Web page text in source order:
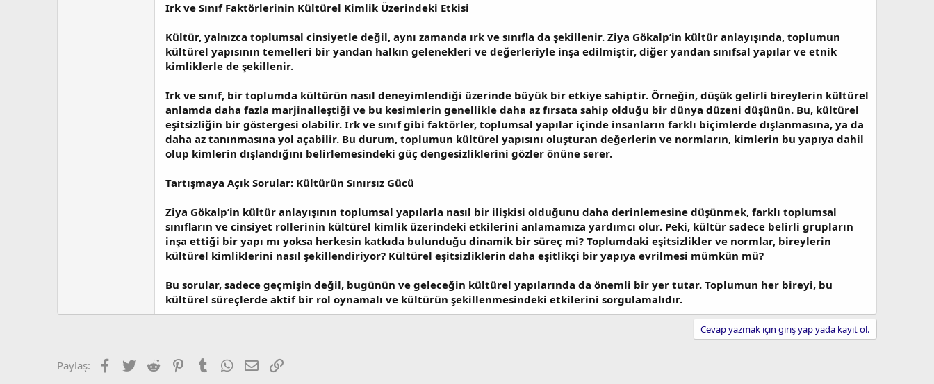
Irk ve Sınıf Faktörlerinin Kültürel Kimlik Üzerindeki Etkisi
Kültür, yalnızca toplumsal cinsiyetle değil, aynı zamanda ırk ve sınıfla da şekillenir. Ziya Gökalp’in kültür anlayışında, toplumun
kültürel yapısının temelleri bir yandan halkın gelenekleri ve değerleriyle inşa edilmiştir, diğer yandan sınıfsal yapılar ve etnik
kimliklerle de şekillenir.
Irk ve sınıf, bir toplumda kültürün nasıl deneyimlendiği üzerinde büyük bir etkiye sahiptir. Örneğin, düşük gelirli bireylerin kültürel
anlamda daha fazla marjinalleştiği ve bu kesimlerin genellikle daha az fırsata sahip olduğu bir dünya düzeni düşünün. Bu, kültürel
eşitsizliğin bir göstergesi olabilir. Irk ve sınıf gibi faktörler, toplumsal yapılar içinde insanların farklı biçimlerde dışlanmasına, ya da
daha az tanınmasına yol açabilir. Bu durum, toplumun kültürel yapısını oluşturan değerlerin ve normların, kimlerin bu yapıya dahil
olup kimlerin dışlandığını belirlemesindeki güç dengesizliklerini gözler önüne serer.
Tartışmaya Açık Sorular: Kültürün Sınırsız Gücü
Ziya Gökalp’in kültür anlayışının toplumsal yapılarla nasıl bir ilişkisi olduğunu daha derinlemesine düşünmek, farklı toplumsal
sınıfların ve cinsiyet rollerinin kültürel kimlik üzerindeki etkilerini anlamamıza yardımcı olur. Peki, kültür sadece belirli grupların
inşa ettiği bir yapı mı yoksa herkesin katkıda bulunduğu dinamik bir süreç mi? Toplumdaki eşitsizlikler ve normlar, bireylerin
kültürel kimliklerini nasıl şekillendiriyor? Kültürel eşitsizliklerin daha eşitlikçi bir yapıya evrilmesi mümkün mü?
Bu sorular, sadece geçmişin değil, bugünün ve geleceğin kültürel yapılarında da önemli bir yer tutar. Toplumun her bireyi, bu
kültürel süreçlerde aktif bir rol oynamalı ve kültürün şekillenmesindeki etkilerini sorgulamalıdır.
Cevap yazmak için giriş yap yada kayıt ol.
Paylaş: Facebook
TwitterReddit PinterestTumblrWhatsApp
E-postaLink